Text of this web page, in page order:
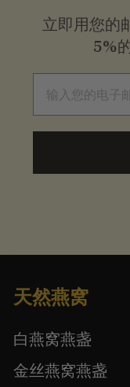
立即用您的
5%
天然燕窝
白燕窝燕盏
金丝燕窝燕盏